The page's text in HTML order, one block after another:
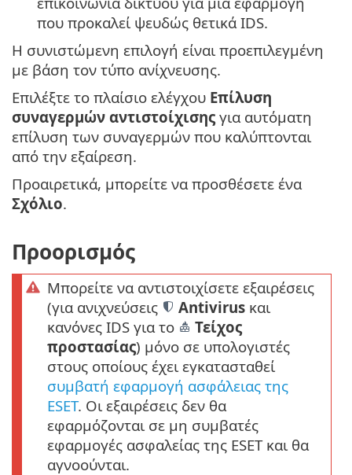
που προκαλεί ψευδώς θετικά IDS.
Η συνιστώμενη επιλογή είναι προεπιλεγμένη
με βάση τον τύπο ανίχνευσης.
Επιλέξτε το πλαίσιο ελέγχου Επίλυση
συναγερμών αντιστοίχισης για αυτόματη
επίλυση των συναγερμών που καλύπτονται
από την εξαίρεση.
Προαιρετικά, μπορείτε να προσθέσετε ένα
Σχόλιο.
Προορισμός
Μπορείτε να αντιστοιχίσετε εξαιρέσεις
(για ανιχνεύσεις
Antivirus και
κανόνες IDS για το
Τείχος
προστασίας) μόνο σε υπολογιστές
στους οποίους έχει εγκατασταθεί
συμβατή εφαρμογή ασφάλειας της
ESET. Οι εξαιρέσεις δεν θα
εφαρμόζονται σε μη συμβατές
εφαρμογές ασφαλείας της ESET και θα
αγνοούνται.